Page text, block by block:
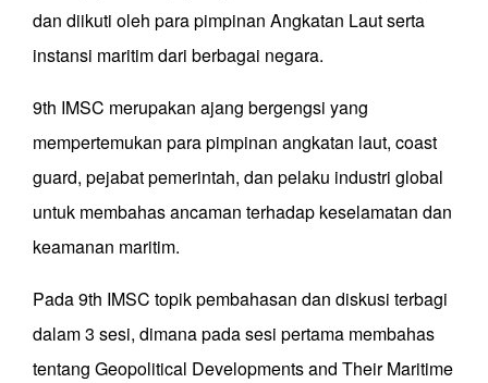
dan diikuti oleh para pimpinan Angkatan Laut serta
instansi maritim dari berbagai negara.
9th IMSC merupakan ajang bergengsi yang
mempertemukan para pimpinan angkatan laut, coast
guard, pejabat pemerintah, dan pelaku industri global
untuk membahas ancaman terhadap keselamatan dan
keamanan maritim.
Pada 9th IMSC topik pembahasan dan diskusi terbagi
dalam 3 sesi, dimana pada sesi pertama membahas
tentang Geopolitical Developments and Their Maritime